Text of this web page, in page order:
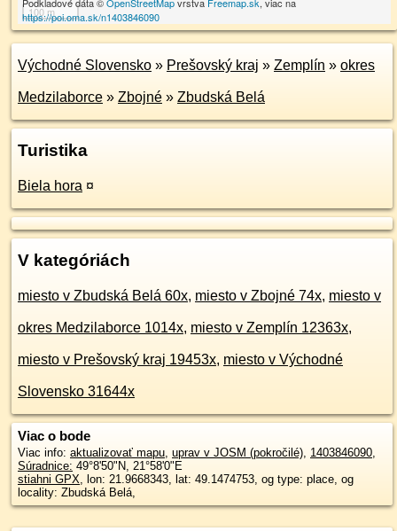
100 m
https://poi.oma.sk/n1403846090
Východné Slovensko » Prešovský kraj » Zemplín » okres
Medzilaborce » Zbojné » Zbudská Belá
Turistika
Biela hora ¤
V kategóriách
miesto v Zbudská Belá 60x, miesto v Zbojné 74x, miesto v
okres Medzilaborce 1014x, miesto v Zemplín 12363x,
miesto v Prešovský kraj 19453x, miesto v Východné
Slovensko 31644x
Viac o bode
Viac info: aktualizovať mapu, uprav v JOSM (pokročilé), 1403846090,
Súradnice: 49°8'50"N, 21°58'0"E
stiahni GPX, lon: 21.9668343, lat: 49.1474753, og type: place, og
locality: Zbudská Belá,